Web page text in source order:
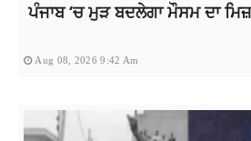
ਪੰਜਾਬ ‘ਚ ਮੁੜ ਬਦਲੇਗਾ ਮੌਸਮ ਦਾ
Aug 08, 2026 9:42 Am